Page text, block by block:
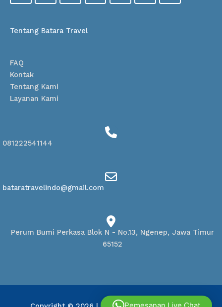
Tentang Batara Travel
FAQ
Kontak
Tentang Kami
Layanan Kami
081222541144
bataratravelindo@gmail.com
Perum Bumi Perkasa Blok N - No.13, Ngenep, Jawa Timur
65152